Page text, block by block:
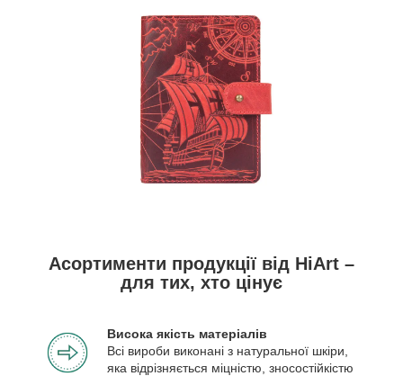
Асортименти продукції від HiArt –
для тих, хто цінує
Висока якість матеріалів
Всі вироби виконані з натуральної шкіри,
яка відрізняється міцністю, зносостійкістю